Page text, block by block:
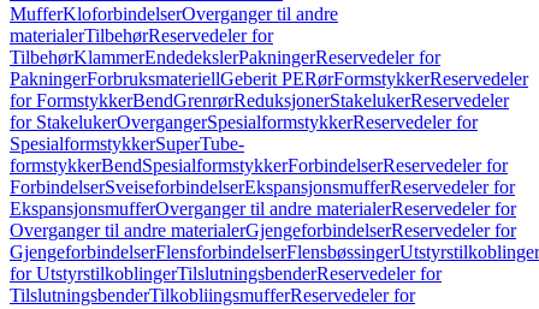
MufferKloforbindelserOverganger til andre
materialerTilbehørReservedeler for
TilbehørKlammerEndedekslerPakningerReservedeler for
PakningerForbruksmateriellGeberit PERørFormstykkerReservedeler
for FormstykkerBendGrenrørReduksjonerStakelukerReservedeler
for StakelukerOvergangerSpesialformstykkerReservedeler for
SpesialformstykkerSuperTube-
formstykkerBendSpesialformstykkerForbindelserReservedeler for
ForbindelserSveiseforbindelserEkspansjonsmufferReservedeler for
EkspansjonsmufferOverganger til andre materialerReservedeler for
Overganger til andre materialerGjengeforbindelserReservedeler for
GjengeforbindelserFlensforbindelserFlensbøssingerUtstyrstilkoblinger
for UtstyrstilkoblingerTilslutningsbenderReservedeler for
TilslutningsbenderTilkobliingsmufferReservedeler for